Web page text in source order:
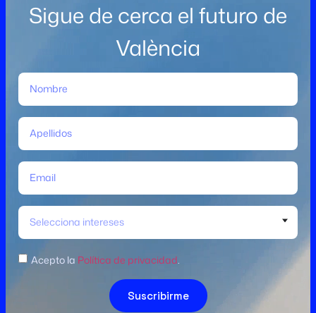
Sigue de cerca el futuro de
València
Selecciona intereses
Acepto la Política de privacidad
Suscribirme